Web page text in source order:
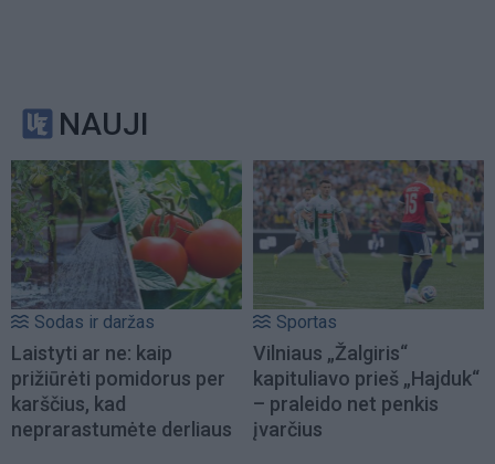
NAUJI
Sodas ir daržas
Laistyti ar ne: kaip
prižiūrėti pomidorus per
karščius, kad
neprarastumėte derliaus
Sportas
Vilniaus „Žalgiris“
kapituliavo prieš „Hajduk“
– praleido net penkis
įvarčius